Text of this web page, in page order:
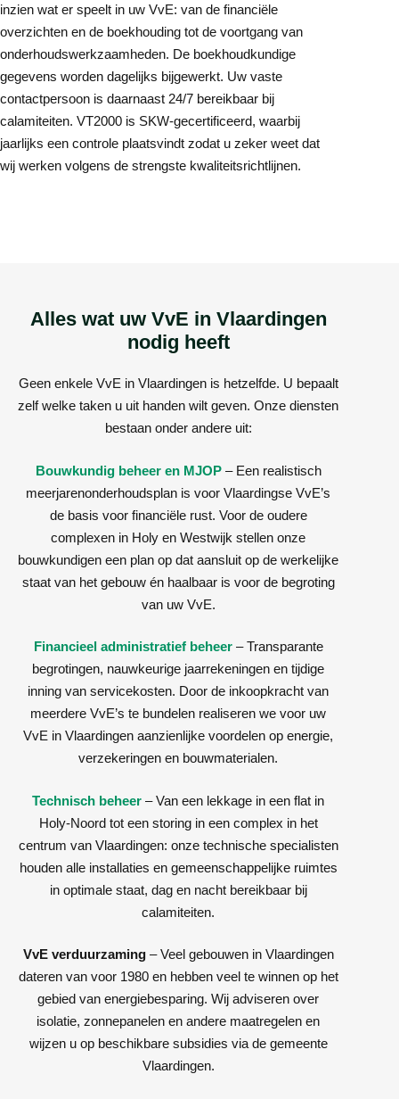
inzien wat er speelt in uw VvE: van de financiële
overzichten en de boekhouding tot de voortgang van
onderhoudswerkzaamheden. De boekhoudkundige
gegevens worden dagelijks bijgewerkt. Uw vaste
contactpersoon is daarnaast 24/7 bereikbaar bij
calamiteiten. VT2000 is SKW-gecertificeerd, waarbij
jaarlijks een controle plaatsvindt zodat u zeker weet dat
wij werken volgens de strengste kwaliteitsrichtlijnen.
Alles wat uw VvE in Vlaardingen
nodig heeft
Geen enkele VvE in Vlaardingen is hetzelfde. U bepaalt
zelf welke taken u uit handen wilt geven. Onze diensten
bestaan onder andere uit:
Bouwkundig beheer en MJOP– Een realistisch
meerjarenonderhoudsplan is voor Vlaardingse VvE’s
de basis voor financiële rust. Voor de oudere
complexen in Holy en Westwijk stellen onze
bouwkundigen een plan op dat aansluit op de werkelijke
staat van het gebouw én haalbaar is voor de begroting
van uw VvE.
Financieel administratief beheer– Transparante
begrotingen, nauwkeurige jaarrekeningen en tijdige
inning van servicekosten. Door de inkoopkracht van
meerdere VvE’s te bundelen realiseren we voor uw
VvE in Vlaardingen aanzienlijke voordelen op energie,
verzekeringen en bouwmaterialen.
Technisch beheer – Van een lekkage in een flat in
Holy-Noord tot een storing in een complex in het
centrum van Vlaardingen: onze technische specialisten
houden alle installaties en gemeenschappelijke ruimtes
in optimale staat, dag en nacht bereikbaar bij
calamiteiten.
VvE verduurzaming– Veel gebouwen in Vlaardingen
dateren van voor 1980 en hebben veel te winnen op het
gebied van energiebesparing. Wij adviseren over
isolatie, zonnepanelen en andere maatregelen en
wijzen u op beschikbare subsidies via de gemeente
Vlaardingen.